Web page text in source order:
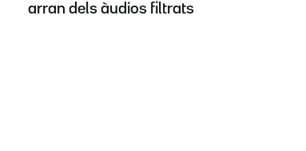
arran dels àudios filtrats